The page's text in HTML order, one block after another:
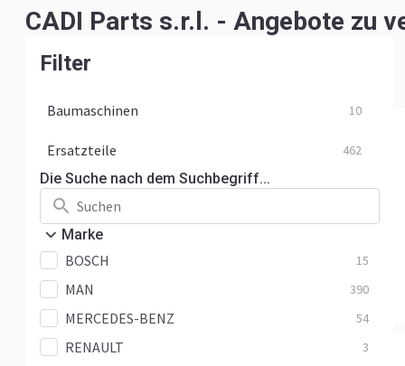
CADI Parts s.r.l. - Angebote zu
Filter
Baumaschinen 10
Ersatzteile 462
Die Suche nach dem Suchbegriff...
Marke
BOSCH 15
MAN 390
MERCEDES-BENZ 54
RENAULT 3